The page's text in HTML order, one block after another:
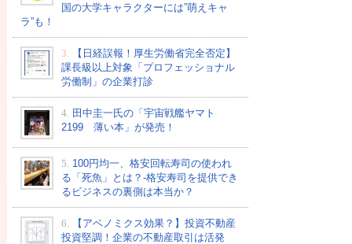
国の大学キャラクターには”萌えキャ
ラ”も！
3.
【日経誤報！厚生労働省完全否定】
課長級以上対象「プロフェッショナル
労働制」の企業打診
4. 田中圭一氏の「宇宙戦艦ヤマト
2199 薄い本」が発売！
5. 100円均一、格安回転寿司の使われ
る「死魚」とは？-格安寿司を提供でき
るビジネスの裏側は本当か？
6.
【アベノミクス効果？】投資不動産
投資堅調！企業の不動産取引は活発